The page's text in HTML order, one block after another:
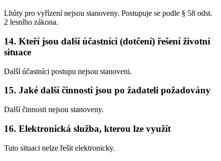
Lhůty pro vyřízení nejsou stanoveny. Postupuje se podle § 58 odst.
2 lesního zákona.
14. Kteří jsou další účastníci (dotčení) řešení životní
situace
Další účastníci postupu nejsou stanoveni.
15. Jaké další činnosti jsou po žadateli požadovány
Další činnosti nejsou stanoveny.
16. Elektronická služba, kterou lze využít
Tuto situaci nelze řešit elektronicky.